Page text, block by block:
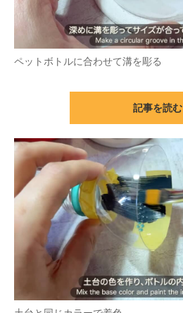
ペットボトルに合わせて溝を彫る
記事を読む